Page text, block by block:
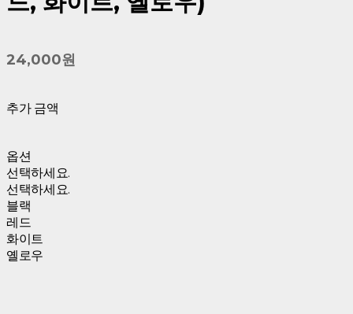
24,000원
추가 금액
옵션
선택하세요.
선택하세요.
블랙
레드
화이트
옐로우